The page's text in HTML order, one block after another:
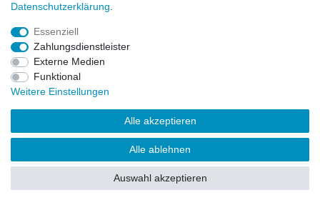
Vertrag widerrufen
© Copyright 2026 | Alle Rechte vorbehalten.
Daten­schutz­erklärung
Essenziell
Zahlungsdienstleister
Externe Medien
Funktional
Weitere Einstellungen
Alle akzeptieren
Alle ablehnen
Auswahl akzeptieren